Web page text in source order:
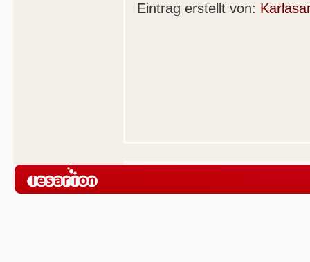
Eintrag erstellt von: